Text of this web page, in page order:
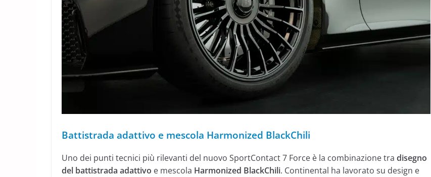
Battistrada adattivo e mescola Harmonized BlackChili
Uno dei punti tecnici più rilevanti del nuovo SportContact 7 Force è la combinazione tra disegno
del battistrada adattivo e mescola Harmonized BlackChili. Continental ha lavorato su design e